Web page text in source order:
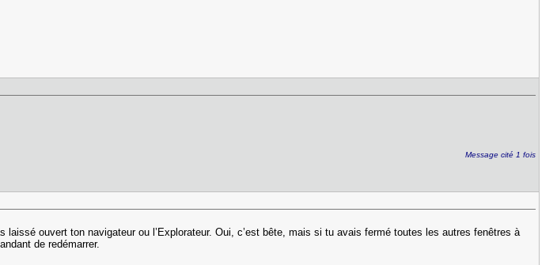
Message cité 1 fois
ouvert ton navigateur ou l’Explorateur. Oui, c’est bête, mais si tu avais fermé toutes les autres fenêtres à
de redémarrer.